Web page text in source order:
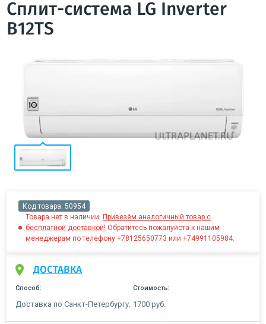
Сплит-система LG Inverter
B12TS
Код товара: 50954
Товара нет в наличии. Привезём аналогичный товар с
бесплатной доставкой! Обратитесь пожалуйста к нашим
менеджерам по телефону +78125650773 или +74991105984.
ДОСТАВКА
Способ: Стоимость:
Доставка по Санкт-Петербургу: 1700 руб.